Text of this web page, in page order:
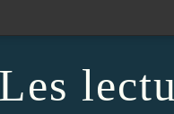
Les